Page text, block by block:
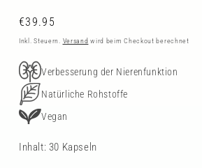
Normaler
Preis
€39.95
Inkl. Steuern. Versand wird beim Checkout berechnet
Verbesserung der Nierenfunktion
Natürliche Rohstoffe
Vegan
Inhalt: 30 Kapseln